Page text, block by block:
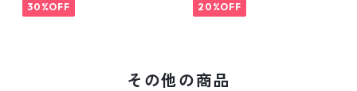
30%OFF 20%OFF
その他の商品